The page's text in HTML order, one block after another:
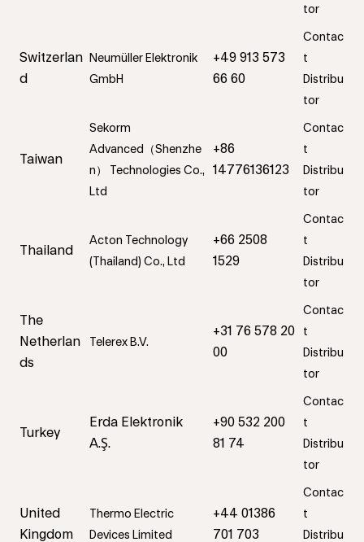
tor
Switzerlan
d
Neumüller Elektronik
GmbH
+49 913 573
66 60
Contac
t
Distribu
tor
Taiwan
Sekorm
Advanced（Shenzhe
n） Technologies Co.,
Ltd
+86
14776136123
Contac
t
Distribu
tor
Thailand
Acton Technology
(Thailand) Co., Ltd
+66 2508
1529
Contac
t
Distribu
tor
The
Netherlan
ds
Telerex B.V.
+31 76 578 20
00
Contac
t
Distribu
tor
Turkey
Erda Elektronik
A.Ş.
+90 532 200
81 74
Contac
t
Distribu
tor
United
Kingdom
Thermo Electric
Devices Limited
+44 01386
701 703
Contac
t
Distribu